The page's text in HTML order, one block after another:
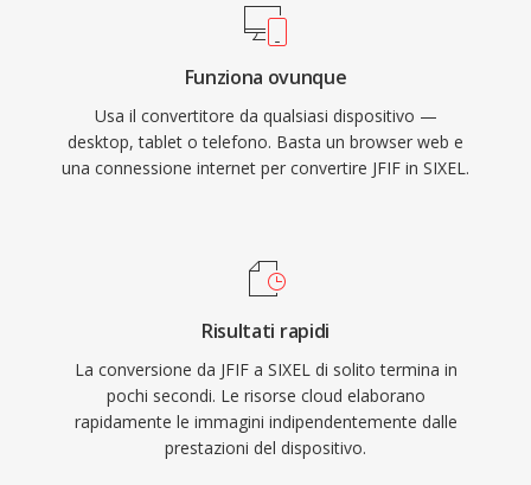
Funziona ovunque
Usa il convertitore da qualsiasi dispositivo —
desktop, tablet o telefono. Basta un browser web e
una connessione internet per convertire JFIF in SIXEL.
Risultati rapidi
La conversione da JFIF a SIXEL di solito termina in
pochi secondi. Le risorse cloud elaborano
rapidamente le immagini indipendentemente dalle
prestazioni del dispositivo.